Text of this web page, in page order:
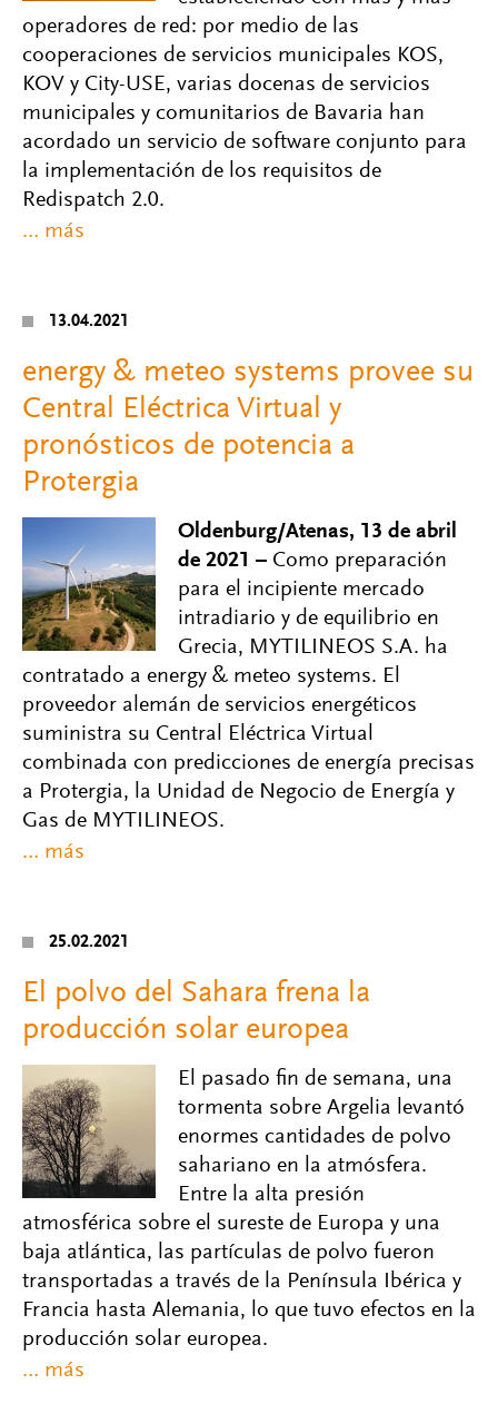
operadores de red: por medio de las
cooperaciones de servicios municipales KOS,
KOV y City-USE, varias docenas de servicios
municipales y comunitarios de Bavaria han
acordado un servicio de software conjunto para
la implementación de los requisitos de
Redispatch 2.0.
13.04.2021
energy & meteo systems provee su
Central Eléctrica Virtual y
pronósticos de potencia a
Protergia
Oldenburg/Atenas, 13 de abril
de 2021 – Como preparación
para el incipiente mercado
intradiario y de equilibrio en
Grecia, MYTILINEOS S.A. ha
contratado a energy & meteo systems. El
proveedor alemán de servicios energéticos
suministra su Central Eléctrica Virtual
combinada con predicciones de energía precisas
a Protergia, la Unidad de Negocio de Energía y
Gas de MYTILINEOS.
25.02.2021
El polvo del Sahara frena la
producción solar europea
El pasado fin de semana, una
tormenta sobre Argelia levantó
enormes cantidades de polvo
sahariano en la atmósfera.
Entre la alta presión
atmosférica sobre el sureste de Europa y una
baja atlántica, las partículas de polvo fueron
transportadas a través de la Península Ibérica y
Francia hasta Alemania, lo que tuvo efectos en la
producción solar europea.